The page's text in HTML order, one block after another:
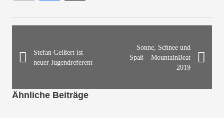
Stefan Geißert ist
neuer Jugendreferent
Sonne, Schnee und
Spaß – MountainBeat
2019
Ähnliche Beiträge